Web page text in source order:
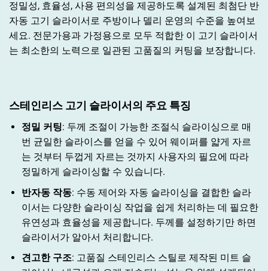
정밀성, 효율성, 사용 편의성을 제공하도록 설계된 최첨단 반
자동 고기 슬라이서로 주방이나 델리 운영의 수준을 높여보
세요. 전문가용과 가정용으로 모두 적합한 이 고기 슬라이서
는 최소한의 노력으로 일관된 고품질의 커팅을 보장합니다.
스테인리스 고기 슬라이서의 주요 특징
정밀 커팅: 두께 조절이 가능한 조절식 슬라이싱으로 매
번 균일한 슬라이스를 얻을 수 있어 웨이퍼를 얇게 자르
는 것부터 두껍게 자르는 것까지 사용자의 필요에 따라
정밀하게 슬라이싱할 수 있습니다.
반자동 작동: 수동 제어와 자동 슬라이싱을 결합한 슬라
이서는 다양한 슬라이싱 작업을 쉽게 처리하는 데 필요한
유연성과 효율성을 제공합니다. 두께를 설정하기만 하면
슬라이서가 알아서 처리합니다.
견고한 구조: 고품질 스테인리스 스틸로 제작된 미트 슬